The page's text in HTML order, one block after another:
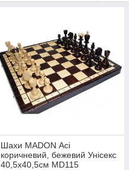
Шахи MADON Асі
коричневий, бежевий Унісекс
40,5х40,5см MD115